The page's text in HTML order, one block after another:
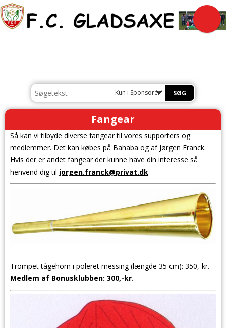
Kun i Sponsorer
Fangear
Så kan vi tilbyde diverse fangear til vores supporters og
medlemmer. Det kan købes på Bahaba og af Jørgen Franck.
Hvis der er andet fangear der kunne have din interesse så
henvend dig til jorgen.franck@privat.dk
Trompet tågehorn i poleret messing (længde 35 cm): 350,-kr.
Medlem af Bonusklubben: 300,-kr.